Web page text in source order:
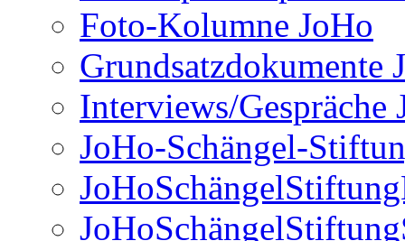
Foto-Kolumne JoHo
Grundsatzdokumente
Interviews/Gespräche
JoHo-Schängel-